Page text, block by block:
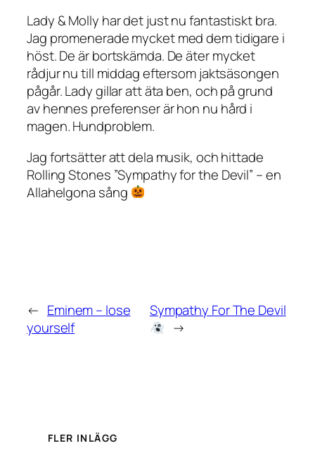
Lady & Molly har det just nu fantastiskt bra.
Jag promenerade mycket med dem tidigare i
höst. De är bortskämda. De äter mycket
rådjur nu till middag eftersom jaktsäsongen
pågår. Lady gillar att äta ben, och på grund
av hennes preferenser är hon nu hård i
magen. Hundproblem.
Jag fortsätter att dela musik, och hittade
Rolling Stones ”Sympathy for the Devil” – en
Allahelgona sång
← Eminem – lose
yourself
Sympathy For The Devil
→
FLER INLÄGG